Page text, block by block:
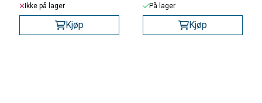
Ikke på lager
Kjøp
På lager
Kjøp